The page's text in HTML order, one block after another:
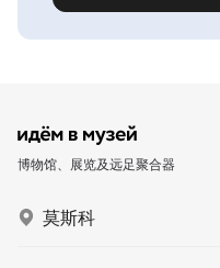
博物馆、展览及远足聚合器
莫斯科